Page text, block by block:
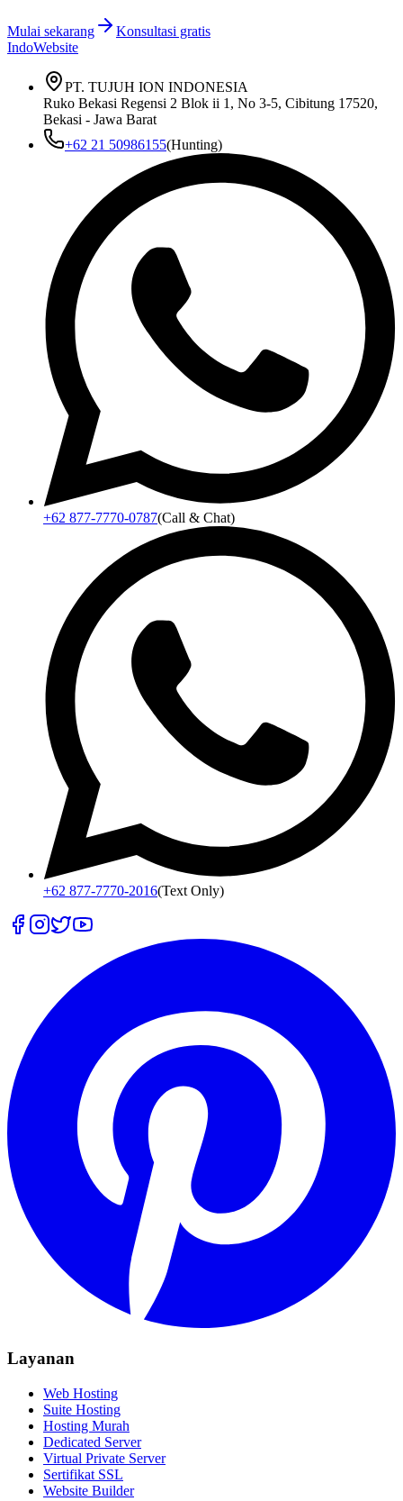
Mulai sekarang
Konsultasi gratis
IndoWebsite
PT. TUJUH ION INDONESIA
Ruko Bekasi Regensi 2 Blok ii 1, No 3-5, Cibitung 17520,
Bekasi - Jawa Barat
+62 21 50986155(Hunting)
+62 877-7770-0787(Call & Chat)
+62 877-7770-2016(Text Only)
Layanan
Web Hosting
Suite Hosting
Hosting Murah
Dedicated Server
Virtual Private Server
Sertifikat SSL
Website Builder